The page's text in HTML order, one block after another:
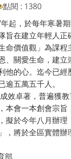
點閱 : 1380
起，於每年寒暑
旨在建立年輕人正
命價值觀」為課程
、關愛生命，建立
他的心。迄今已經
五萬五千人。
效卓著，普遍獲
本會一本創會宗旨
擬於今年八月辦理
將於全區實體辦
部